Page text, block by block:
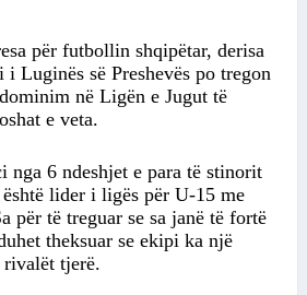
për futbollin shqipëtar, derisa
Luginës së Preshevës po tregon
në Ligën e Jugut të
e veta.
nga 6 ndeshjet e para të stinorit
lider i ligës për U-15 me
për të treguar se sa janë të fortë
theksuar se ekipi ka një
rivalët tjerë.